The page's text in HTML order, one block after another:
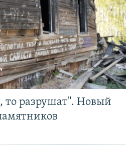
то разрушат". Новый